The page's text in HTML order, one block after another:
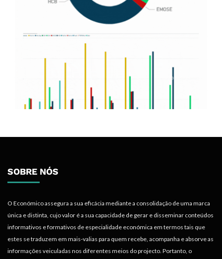
SOBRE NÓS
O Económico assegura a sua eficácia mediante a consolidação de uma marca
única e distinta, cujo valor é a sua capacidade de gerar e disseminar conteúdos
informativos e formativos de especialidade económica em termos tais que
estes se traduzem em mais-valias para quem recebe, acompanha e absorve as
informações veiculadas nos diferentes meios do projecto. Portanto, o